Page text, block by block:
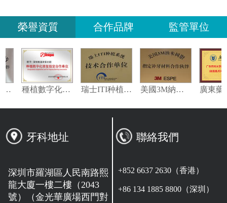
榮譽資質 合作品牌 監管單位
瑞士ITI种植系统技术合作单位
牙科地址
深圳市羅湖區人民南路熙
龍大廈一樓二樓（2043
號）（金光華廣場西門對
聯絡我們
+852 6637 2630（香港）
+86 134 1885 8800（深圳）